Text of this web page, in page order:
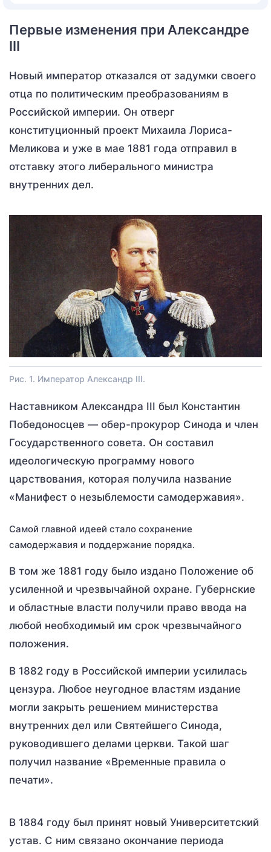
Первые изменения при Александре
III
Новый император отказался от задумки своего
отца по политическим преобразованиям в
Российской империи. Он отверг
конституционный проект Михаила Лориса-
Меликова и уже в мае 1881 года отправил в
отставку этого либерального министра
внутренних дел.
Рис. 1. Император Александр III.
Наставником Александра III был Константин
Победоносцев — обер-прокурор Синода и член
Государственного совета. Он составил
идеологическую программу нового
царствования, которая получила название
«Манифест о незыблемости самодержавия».
Самой главной идеей стало сохранение
самодержавия и поддержание порядка.
В том же 1881 году было издано Положение об
усиленной и чрезвычайной охране. Губернские
и областные власти получили право ввода на
любой необходимый им срок чрезвычайного
положения.
В 1882 году в Российской империи усилилась
цензура. Любое неугодное властям издание
могли закрыть решением министерства
внутренних дел или Святейшего Синода,
руководившего делами церкви. Такой шаг
получил название «Временные правила о
печати».
В 1884 году был принят новый Университетский
устав. С ним связано окончание периода